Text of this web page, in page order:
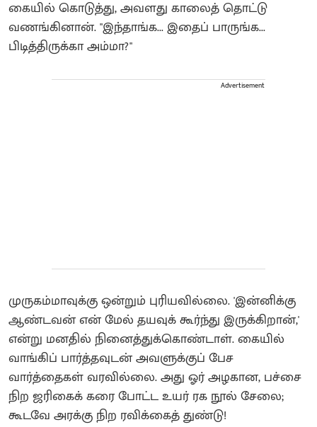
கையில் கொடுத்து, அவளது காலைத் தொட்டு
வணங்கினான். "இந்தாங்க... இதைப் பாருங்க...
பிடித்திருக்கா அம்மா?"
Advertisement
முருகம்மாவுக்கு ஒன்றும் புரியவில்லை. 'இன்னிக்கு
ஆண்டவன் என் மேல் தயவுக் கூர்ந்து இருக்கிறான்,'
என்று மனதில் நினைத்துக்கொண்டாள். கையில்
வாங்கிப் பார்த்தவுடன் அவளுக்குப் பேச
வார்த்தைகள் வரவில்லை. அது ஓர் அழகான, பச்சை
நிற ஜரிகைக் கரை போட்ட உயர் ரக நூல் சேலை;
கூடவே அரக்கு நிற ரவிக்கைத் துண்டு!